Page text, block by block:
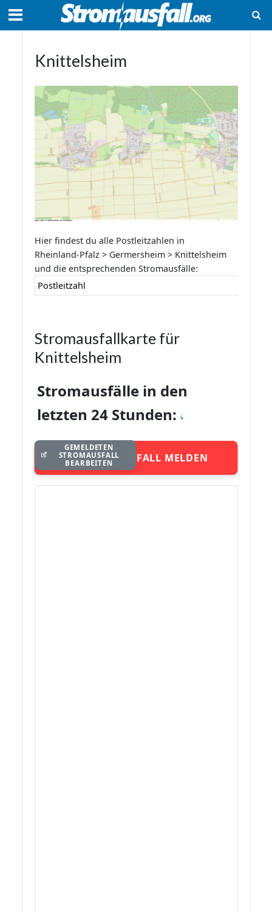
Knittelsheim
Hier findest du alle Postleitzahlen in
Rheinland-Pfalz > Germersheim > Knittelsheim
und die entsprechenden Stromausfälle:
Postleitzahl
Stromausfallkarte für
Knittelsheim
Stromausfälle in den
letzten 24 Stunden:
STROMAUSFALL MELDEN
GEMELDETEN
STROMAUSFALL
BEARBEITEN